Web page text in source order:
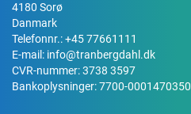
4180 Sorø
Danmark
Telefonnr.:+45 77661111
E-mail: info@tranbergdahl.dk
CVR-nummer: 3738 3597
Bankoplysninger: 7700-0001470350